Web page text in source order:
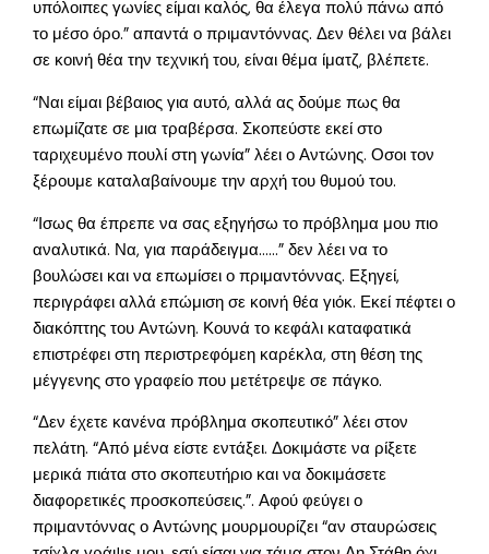
υπόλοιπες γωνίες είμαι καλός, θα έλεγα πολύ πάνω από
το μέσο όρο.” απαντά ο πριμαντόννας. Δεν θέλει να βάλει
σε κοινή θέα την τεχνική του, είναι θέμα ίματζ, βλέπετε.
“Ναι είμαι βέβαιος για αυτό, αλλά ας δούμε πως θα
επωμίζατε σε μια τραβέρσα. Σκοπεύστε εκεί στο
ταριχευμένο πουλί στη γωνία” λέει ο Αντώνης. Οσοι τον
ξέρουμε καταλαβαίνουμε την αρχή του θυμού του.
“Ισως θα έπρεπε να σας εξηγήσω το πρόβλημα μου πιο
αναλυτικά. Να, για παράδειγμα……” δεν λέει να το
βουλώσει και να επωμίσει ο πριμαντόννας. Εξηγεί,
περιγράφει αλλά επώμιση σε κοινή θέα γιόκ. Εκεί πέφτει ο
διακόπτης του Αντώνη. Κουνά το κεφάλι καταφατικά
επιστρέφει στη περιστρεφόμεη καρέκλα, στη θέση της
μέγγενης στο γραφείο που μετέτρεψε σε πάγκο.
“Δεν έχετε κανένα πρόβλημα σκοπευτικό” λέει στον
πελάτη. “Από μένα είστε εντάξει. Δοκιμάστε να ρίξετε
μερικά πιάτα στο σκοπευτήριο και να δοκιμάσετε
διαφορετικές προσκοπεύσεις.”. Αφού φεύγει ο
πριμαντόννας ο Αντώνης μουρμουρίζει “αν σταυρώσεις